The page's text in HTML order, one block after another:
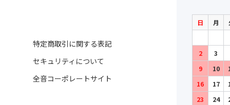
特定商取引に関する表記
セキュリティについて
全音コーポレートサイト
日 月
2 3
9
10
16
17
23
24